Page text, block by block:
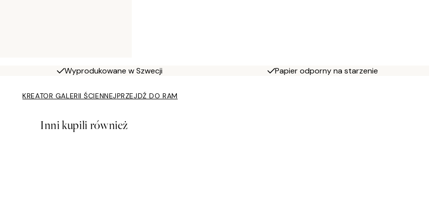
Wyprodukowane w Szwecji Papier odporny na starzenie
KREATOR GALERII ŚCIENNEJPRZEJDŹ DO RAM
Inni kupili również